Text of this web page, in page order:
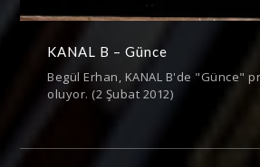
KANAL B – Günce
Begül Erhan, KANAL B'de "Günce"
oluyor. (2 Şubat 2012)